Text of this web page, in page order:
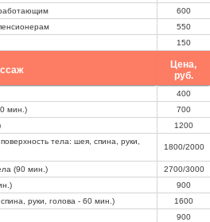
600
550
150
Цена,
руб.
400
мин.)
700
1200
тела: шея, спина, руки,
1800/2000
(90 мин.)
2700/3000
900
руки, голова - 60 мин.)
1600
900